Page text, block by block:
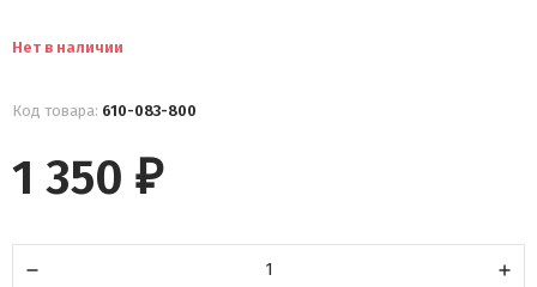
Нет в наличии
Код товара: 610-083-800
1 350 ₽